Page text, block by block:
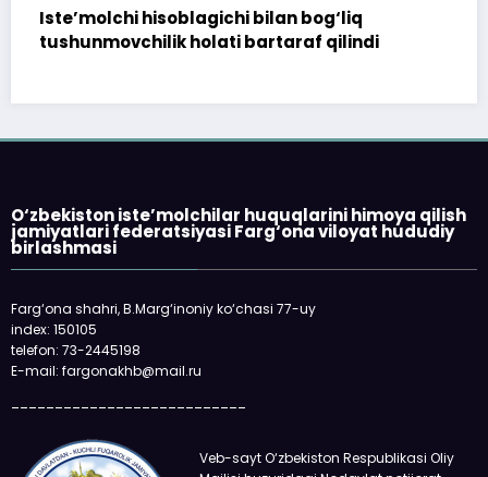
172 million so‘m to‘landi, ammo uy
topshirilmadi…
O‘zbekiston iste’molchilar huquqlarini himoya qilish
jamiyatlari federatsiyasi Farg‘ona viloyat hududiy
birlashmasi
Farg‘ona shahri, B.Marg‘inoniy ko‘chasi 77-uy
index: 150105
telefon: 73-2445198
E-mail: fargonakhb@mail.ru
Veb-sayt O‘zbekiston Respublikasi Oliy